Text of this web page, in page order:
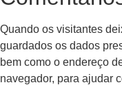
Quando os visitantes
guardados os dados
bem como o endereço
navegador, para ajudar